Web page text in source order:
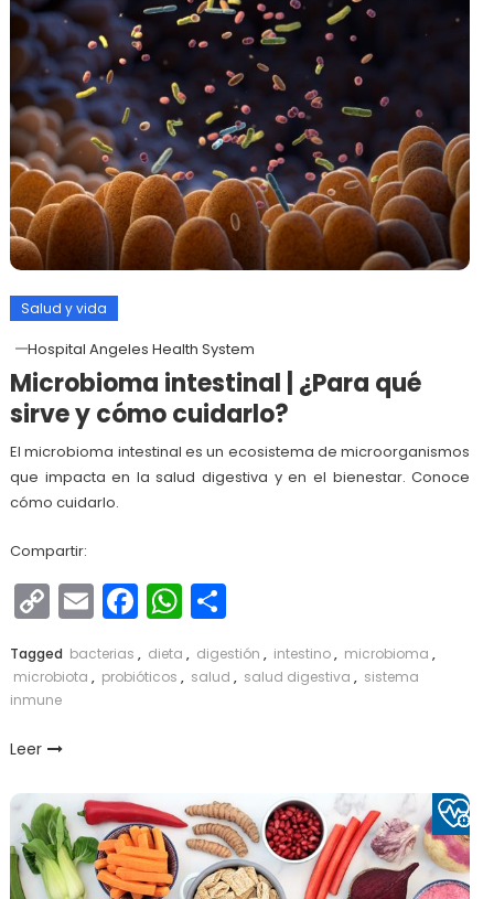
Salud y vida
Hospital Angeles Health System
Microbioma intestinal | ¿Para qué
sirve y cómo cuidarlo?
El microbioma intestinal es un ecosistema de microorganismos
que impacta en la salud digestiva y en el bienestar. Conoce
cómo cuidarlo.
Compartir:
Copy
Link
EmailFacebook
WhatsApp
Compartir
Tagged bacterias , dieta , digestión , intestino, microbioma ,
microbiota , probióticos , salud , salud digestiva , sistema
inmune
Leer